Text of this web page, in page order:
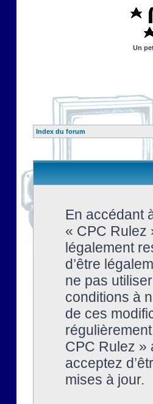
Un
Index du forum
En accédant
« CPC Rulez
légalement
d’être
ne pas
conditions à
de ces
CPC Rulez »
acceptez
mises à jour.